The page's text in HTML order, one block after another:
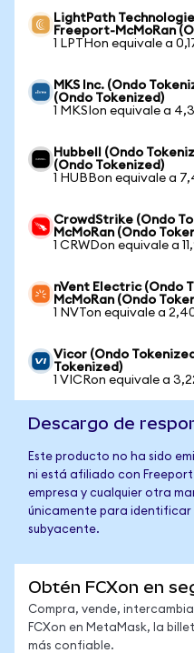
LightPath
Freeport-McMoRan
1 LPTHon equivale a
MKS Inc. (Ondo
(Ondo Tokenized)
1 MKSIon equivale a
Hubbell (Ondo
(Ondo Tokenized)
1 HUBBon equivale a
CrowdStrike (Ondo
McMoRan (Ondo
1 CRWDon equivale a
nVent Electric (Ondo
McMoRan (Ondo
1 NVTon equivale a
Vicor (Ondo
Tokenized)
1 VICRon equivale a
Descargo de
Este producto no ha sido
ni está afiliado con
empresa y cualquier otra
únicamente para
subyacente.
Obtén FCXon en
Compra, vende,
FCXon en MetaMask, la
más confiable.